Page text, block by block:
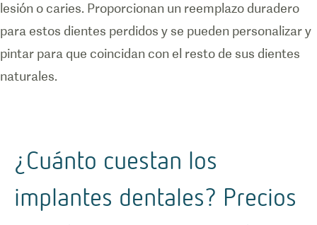
lesión o caries. Proporcionan un reemplazo duradero
para estos dientes perdidos y se pueden personalizar y
pintar para que coincidan con el resto de sus dientes
naturales.
¿Cuánto cuestan los
implantes dentales? Precios